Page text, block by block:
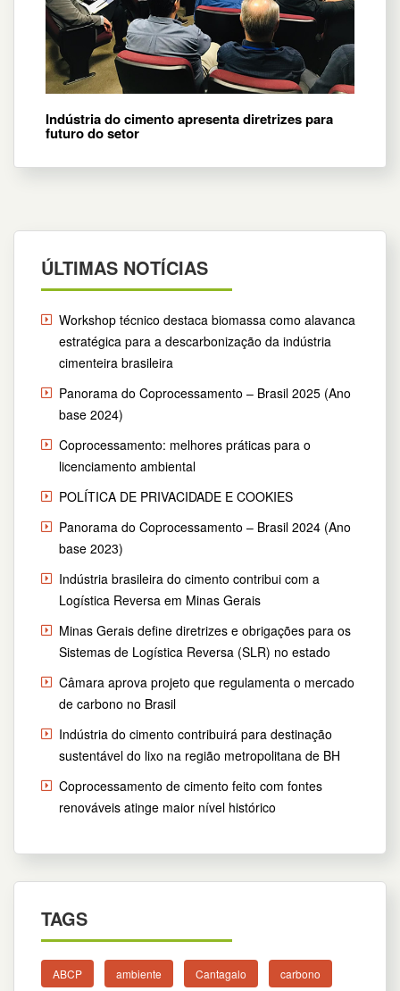
Indústria do cimento apresenta diretrizes para
futuro do setor
ÚLTIMAS NOTÍCIAS
Workshop técnico destaca biomassa como alavanca
estratégica para a descarbonização da indústria
cimenteira brasileira
Panorama do Coprocessamento – Brasil 2025 (Ano
base 2024)
Coprocessamento: melhores práticas para o
licenciamento ambiental
POLÍTICA DE PRIVACIDADE E COOKIES
Panorama do Coprocessamento – Brasil 2024 (Ano
base 2023)
Indústria brasileira do cimento contribui com a
Logística Reversa em Minas Gerais
Minas Gerais define diretrizes e obrigações para os
Sistemas de Logística Reversa (SLR) no estado
Câmara aprova projeto que regulamenta o mercado
de carbono no Brasil
Indústria do cimento contribuirá para destinação
sustentável do lixo na região metropolitana de BH
Coprocessamento de cimento feito com fontes
renováveis atinge maior nível histórico
TAGS
ABCP ambiente Cantagalo carbono